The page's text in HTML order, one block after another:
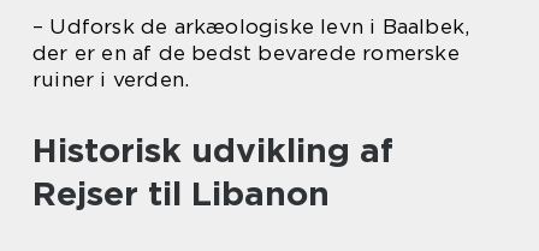
– Udforsk de arkæologiske levn i Baalbek,
der er en af de bedst bevarede romerske
ruiner i verden.
Historisk udvikling af
Rejser til Libanon